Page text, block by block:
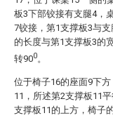
板3下部铰接有支腿4，
7铰接，第1支撑板3与
的长度与第1支撑板3的
转900。
位于椅子16的座面9下
11，所述第2支撑板11
支撑板11的上方，椅子